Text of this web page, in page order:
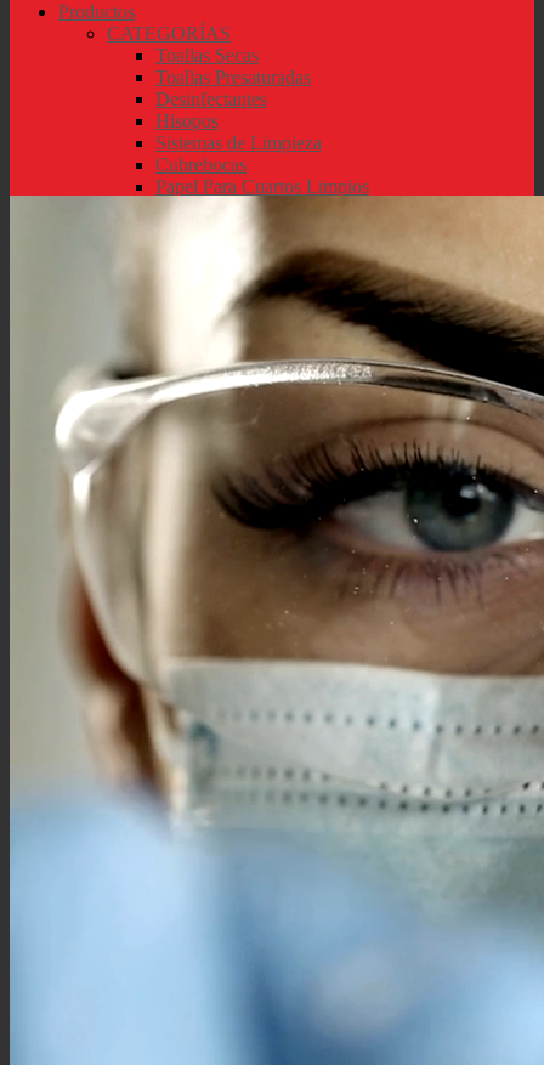
Productos
CATEGORÍAS
Toallas Secas
Toallas Presaturadas
Desinfectantes
Hisopos
Sistemas de Limpieza
Cubrebocas
Papel Para Cuartos Limpios
Guante Liners
Recursos